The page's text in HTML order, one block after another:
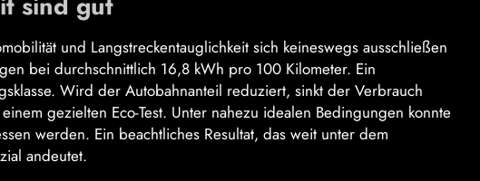
und Langstreckentauglichkeit sich keineswegs ausschließen
bei durchschnittlich 16,8 kWh pro 100 Kilometer. Ein
Wird der Autobahnanteil reduziert, sinkt der Verbrauch
gezielten Eco-Test. Unter nahezu idealen Bedingungen konnte
werden. Ein beachtliches Resultat, das weit unter dem
andeutet.